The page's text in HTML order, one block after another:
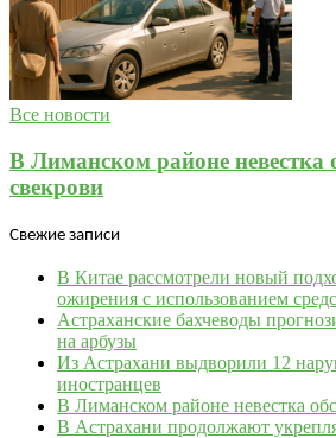
Все новости
В Лиманском районе невестка
свекрови
Свежие записи
В Китае рассмотрели новый
ожирения с использованием
Астраханские бахчеводы
на арбузы
Из Астрахани выдворили 12
иностранцев
В Лиманском районе невестка
В Астрахани продолжают